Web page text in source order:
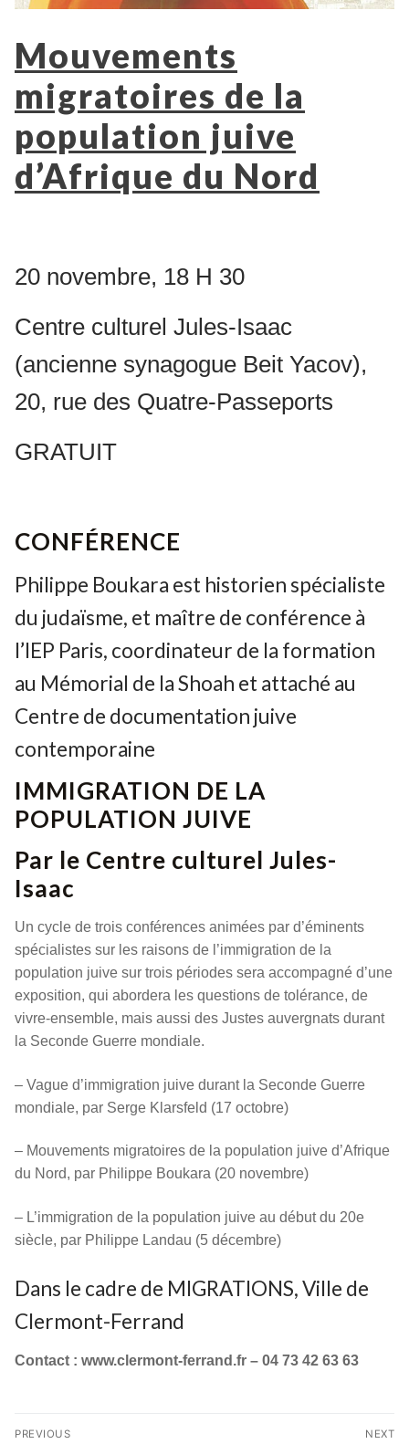
Mouvements
migratoires de la
population juive
d’Afrique du Nord
20 novembre, 18 H 30
Centre culturel Jules-Isaac
(ancienne synagogue Beit Yacov),
20, rue des Quatre-Passeports
GRATUIT
CONFÉRENCE
Philippe Boukara est historien spécialiste
du judaïsme, et maître de conférence à
l’IEP Paris, coordinateur de la formation
au Mémorial de la Shoah et attaché au
Centre de documentation juive
contemporaine
IMMIGRATION DE LA
POPULATION JUIVE
Par le Centre culturel Jules-
Isaac
Un cycle de trois conférences animées par d’éminents
spécialistes sur les raisons de l’immigration de la
population juive sur trois périodes sera accompagné d’une
exposition, qui abordera les questions de tolérance, de
vivre-ensemble, mais aussi des Justes auvergnats durant
la Seconde Guerre mondiale.
– Vague d’immigration juive durant la Seconde Guerre
mondiale, par Serge Klarsfeld (17 octobre)
– Mouvements migratoires de la population juive d’Afrique
du Nord, par Philippe Boukara (20 novembre)
– L’immigration de la population juive au début du 20e
siècle, par Philippe Landau (5 décembre)
Dans le cadre de MIGRATIONS, Ville de
Clermont-Ferrand
Contact : www.clermont-ferrand.fr – 04 73 42 63 63
Navigation
PREVIOUS NEXT